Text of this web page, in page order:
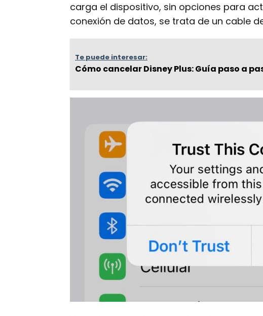
carga el dispositivo, sin opciones para
conexión de datos, se trata de un cable
Te puede interesar:
Cómo cancelar Disney Plus: Guía paso a